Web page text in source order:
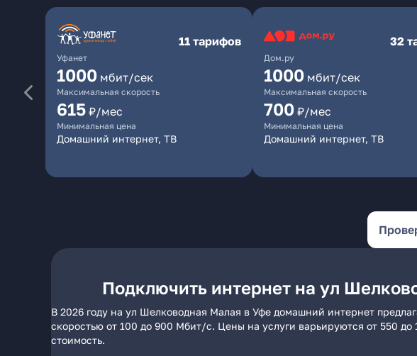
Уфанет
11 тарифов
1000 мбит/сек
Максимальная скорость
615 ₽/мес
Минимальная цена
Домашний интернет, ТВ
Дом.ру
32
1000 мбит/сек
Максимальная скорость
700 ₽/мес
Минимальная цена
Домашний интернет, ТВ
Подключить интернет на ул
В 2026 году на ул Шелководная Малая в Уфе домашний интернет
скоростью от 100 до 900 Мбит/с. Цены на услуги варьируются от 550
стоимость.